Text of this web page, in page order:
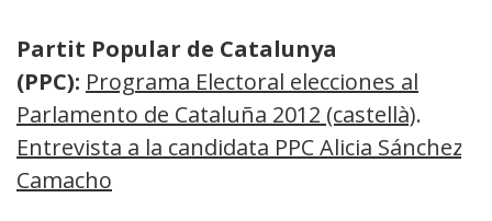
Partit Popular de Catalunya
(PPC): Programa Electoral elecciones al
Parlamento de Cataluña 2012 (castellà).
Entrevista a la candidata PPC Alicia Sánchez-
Camacho